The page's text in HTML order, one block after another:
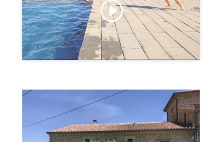
Cliquez pour accepter les cookies
marketing et activer ce contenu